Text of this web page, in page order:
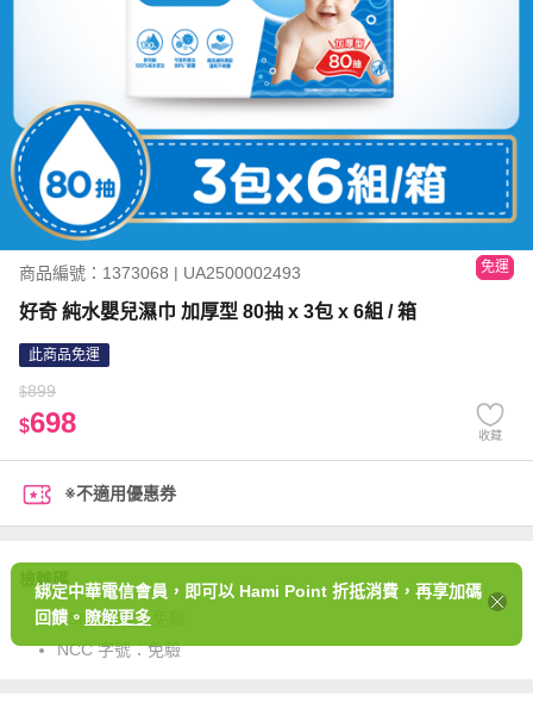
商品編號：1373068 | UA2500002493 免運
好奇 純水嬰兒濕巾 加厚型 80抽 x 3包 x 6組 / 箱
此商品免運
$899
$698 收藏
※不適用優惠券
檢驗碼
BSMI 字號：
NCC 字號：免驗
綁定中華電信會員，即可以 Hami Point 折抵消費，再享加碼
回饋。 瞭解更多